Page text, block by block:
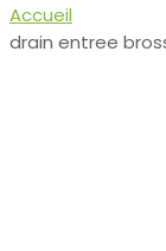
Accueil
drain entree